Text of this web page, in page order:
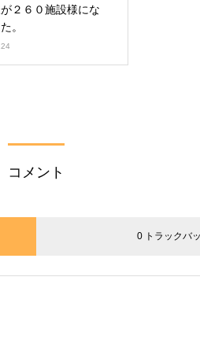
２６０施設様にな
。
コメント
0 トラックバ